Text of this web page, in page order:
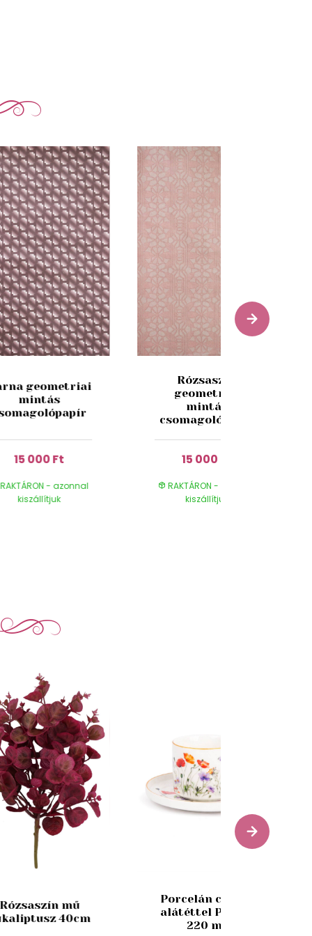
geometriai
mintás
15 000 Ft
- azonnal
kiszállítjuk
Rózsaszín
geometriai
mintás
csomagolópapír
15 000 Ft
RAKTÁRON - azonnal
kiszállítjuk
Rózsaszín mű
40cm
Porcelán csésze
alátéttel Pipacs
220 ml